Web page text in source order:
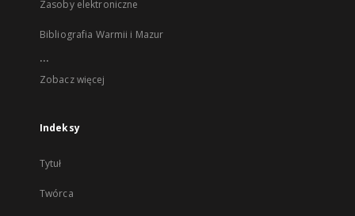
Zasoby elektroniczne
Bibliografia Warmii i Mazur
...
Zobacz więcej
Indeksy
Tytuł
Twórca